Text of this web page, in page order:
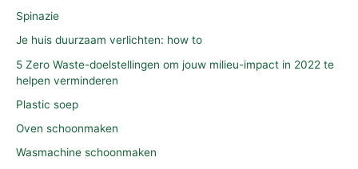
Spinazie
Je huis duurzaam verlichten: how to
5 Zero Waste-doelstellingen om jouw milieu-impact in 2022 te
helpen verminderen
Plastic soep
Oven schoonmaken
Wasmachine schoonmaken